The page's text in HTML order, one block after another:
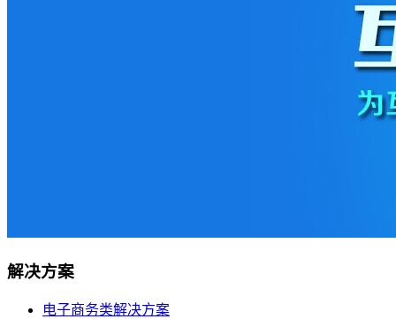
电信联通双线数据中心
电信机柜租用
解决方案
电子商务类解决方案